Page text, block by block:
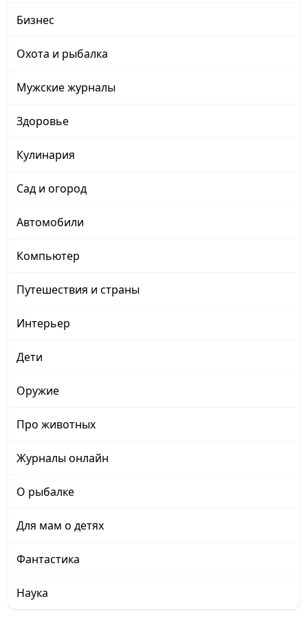
Бизнес
Охота и рыбалка
Мужские журналы
Здоровье
Кулинария
Сад и огород
Автомобили
Компьютер
Путешествия и страны
Интерьер
Дети
Оружие
Про животных
Журналы онлайн
О рыбалке
Для мам о детях
Фантастика
Наука